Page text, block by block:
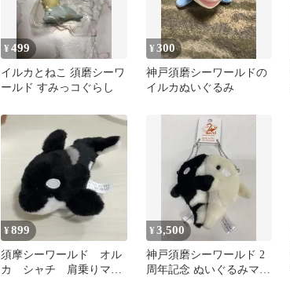
¥499
イルカとねこ 須磨シーワ
ールド すみっコぐらし
¥300
神戸須磨シーワールドの
イルカぬいぐるみ
¥899
須摩シーワールド オル
カ シャチ 肩乗りマス
¥3,500
神戸須磨シーワールド 2
周年記念 ぬいぐるみマス